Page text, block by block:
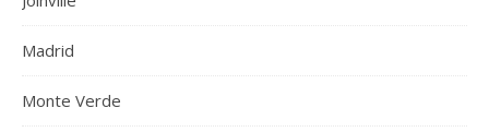
Madrid
Monte Verde